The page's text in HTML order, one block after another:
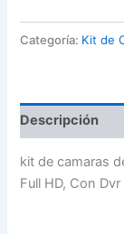
Categoría: Kit de
Descripción
kit de camaras
Full HD, Con